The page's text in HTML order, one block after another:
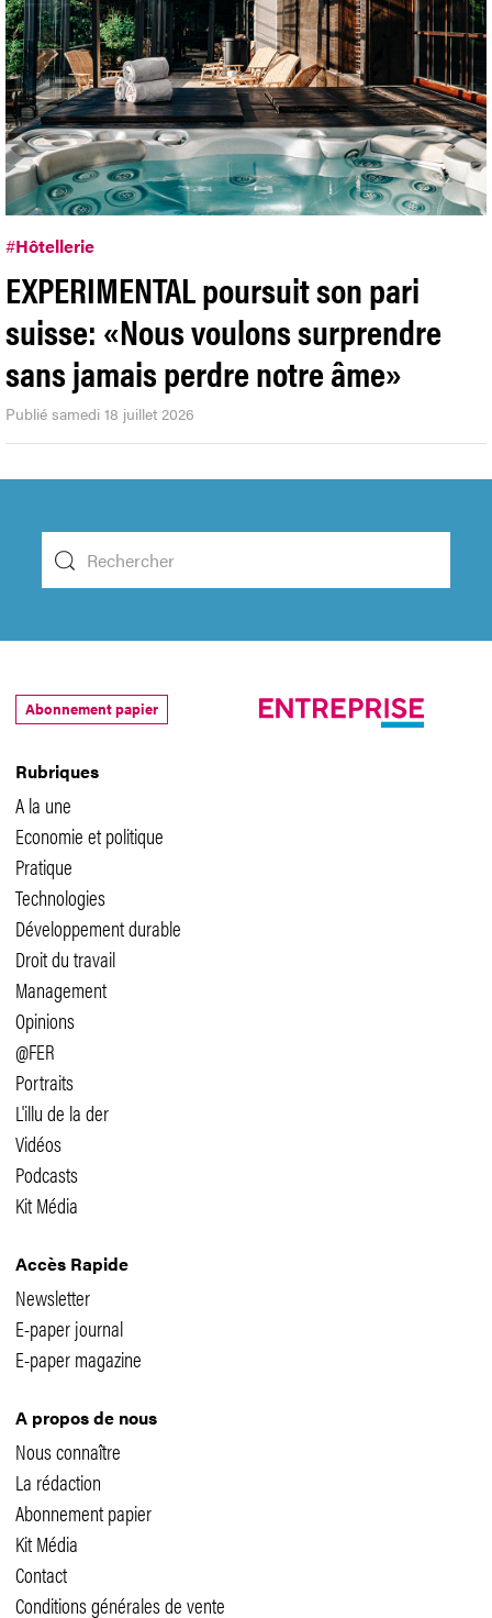
#Hôtellerie
EXPERIMENTAL poursuit son pari
suisse: «Nous voulons surprendre
sans jamais perdre notre âme»
Publié samedi 18 juillet 2026
Rubriques
A la une
Economie et politique
Pratique
Technologies
Développement durable
Droit du travail
Management
Opinions
@FER
Portraits
L'illu de la der
Vidéos
Podcasts
Kit Média
Accès Rapide
Newsletter
E-paper journal
E-paper magazine
A propos de nous
Nous connaître
La rédaction
Abonnement papier
Kit Média
Contact
Conditions générales de vente
Abonnement papier